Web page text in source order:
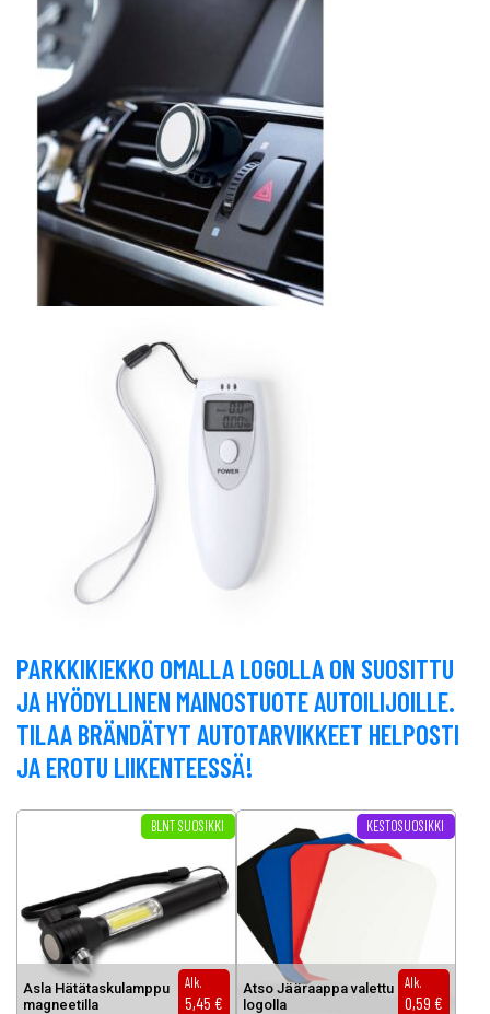
PARKKIKIEKKO OMALLA LOGOLLA ON SUOSITTU
JA HYÖDYLLINEN MAINOSTUOTE AUTOILIJOILLE.
TILAA BRÄNDÄTYT AUTOTARVIKKEET HELPOSTI
JA EROTU LIIKENTEESSÄ!
As­la Hä­tä­tas­ku­lamp­pu
mag­nee­til­la
Alk.
5,45 €
BLNT SUOSIKKI
At­so Jää­raap­pa va­let­tu
lo­gol­la
Alk.
0,59 €
KESTOSUOSIKKI
Tällä tuotteella on useampi